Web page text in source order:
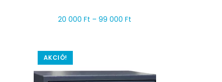
20 000Ft –99 000Ft
AKCIÓ!